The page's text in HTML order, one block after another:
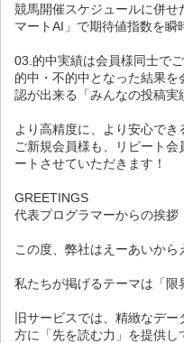
競馬開催スケジュールに併せ
マートAI」で期待値指数を瞬
03.的中実績は会員様同士でご
的中・不的中となった結果
認が出来る「みんなの投稿実
より高精度に、より安心でき
ご新規会員様も、リピート
ートさせていただきます！
GREETINGS
代表プログラマーからの挨拶
この度、弊社はえーあいから
私たちが掲げるテーマは「限
旧サービスでは、精緻なデ
方に「先を読む力」を提供し